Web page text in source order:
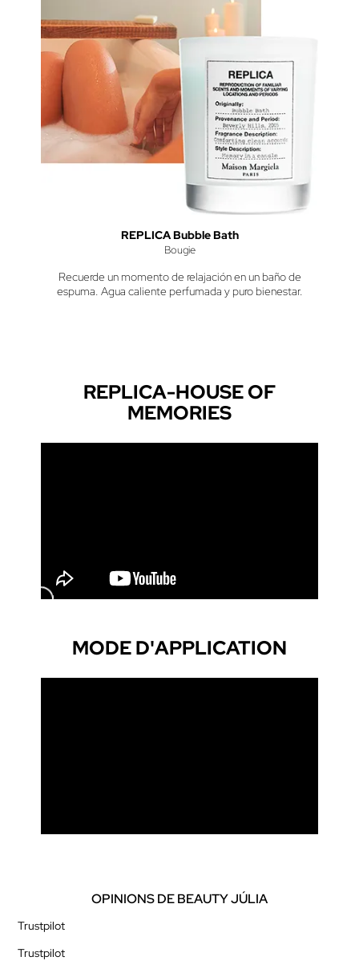
REPLICA Bubble Bath
Bougie
Recuerde un momento de relajación en un baño de
espuma. Agua caliente perfumada y puro bienestar.
REPLICA-HOUSE OF
MEMORIES
MODE D'APPLICATION
OPINIONS DE BEAUTY JÚLIA
Trustpilot
Trustpilot